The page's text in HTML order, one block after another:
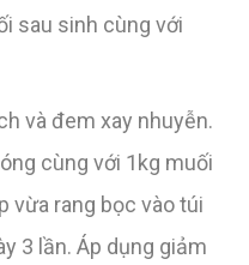
sau sinh cùng với
và đem xay nhuyễn.
cùng với 1kg muối
vừa rang bọc vào túi
3 lần. Áp dụng giảm